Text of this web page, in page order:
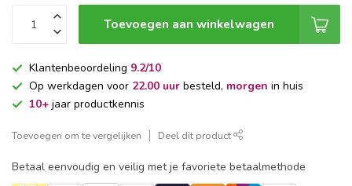
Toevoegen aan winkelwagen
Klantenbeoordeling 9.2/10
Op werkdagen voor 22.00 uur besteld, morgen in huis
10+ jaar productkennis
Toevoegen om te vergelijken Deel dit product
Betaal eenvoudig en veilig met je favoriete betaalmethode